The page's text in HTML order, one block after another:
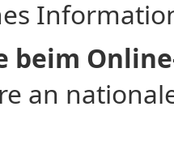
beim
an